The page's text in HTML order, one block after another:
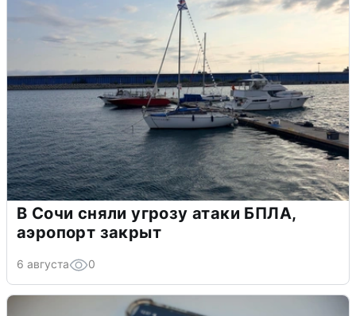
В Сочи сняли угрозу атаки БПЛА,
аэропорт закрыт
6 августа 0